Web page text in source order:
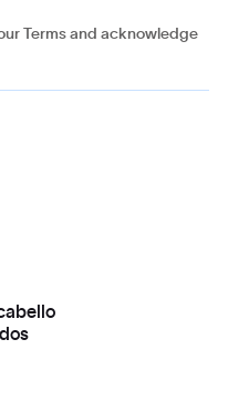
Terms and acknowledge